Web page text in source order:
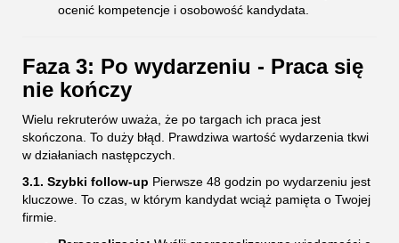
ocenić kompetencje i osobowość kandydata.
Faza 3: Po wydarzeniu - Praca się
nie kończy
Wielu rekruterów uważa, że po targach ich praca jest
skończona. To duży błąd. Prawdziwa wartość wydarzenia tkwi
w działaniach następczych.
3.1. Szybki follow-up Pierwsze 48 godzin po wydarzeniu jest
kluczowe. To czas, w którym kandydat wciąż pamięta o Twojej
firmie.